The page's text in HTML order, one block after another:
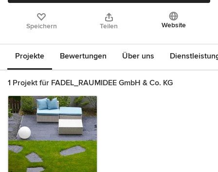
Speichern Teilen Website
Projekte Bewertungen Über uns
1 Projekt für FADEL_RAUMIDEE GmbH & Co. KG